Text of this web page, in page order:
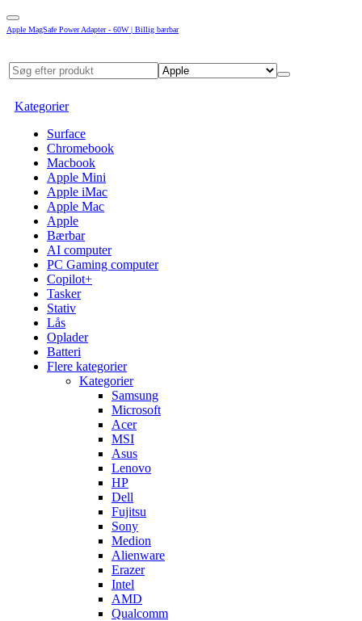
Apple MagSafe Power Adapter - 60W | Billig bærbar
Kategorier
Surface
Chromebook
Macbook
Apple Mini
Apple iMac
Apple Mac
Apple
Bærbar
AI computer
PC Gaming computer
Copilot+
Tasker
Stativ
Lås
Oplader
Batteri
Flere kategorier
Kategorier
Samsung
Microsoft
Acer
MSI
Asus
Lenovo
HP
Dell
Fujitsu
Sony
Medion
Alienware
Erazer
Intel
AMD
Qualcomm